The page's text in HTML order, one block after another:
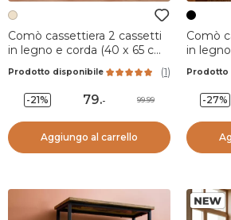
Comò cassettiera 2 cassetti
in legno e corda (40 x 65 cm)
Prodotto disponibile (1)
-21% 79.- 99.99
Aggiungo al carrello
Comò
in legno
Prodotto
-27%